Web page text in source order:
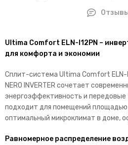
Ultima Comfort ELN-I12PN –
для комфорта и экономии
Сплит-система Ultima Comfort ELN-
NERO INVERTER сочетает
энергоэффективность и передовые
подходит для помещений площадью
оптимальный микроклимат в доме,
Равномерное распределение